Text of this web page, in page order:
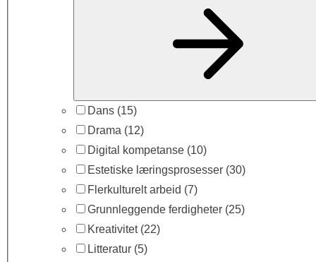
Dans (15)
Drama (12)
Digital kompetanse (10)
Estetiske læringsprosesser (30)
Flerkulturelt arbeid (7)
Grunnleggende ferdigheter (25)
Kreativitet(22)
Litteratur (5)